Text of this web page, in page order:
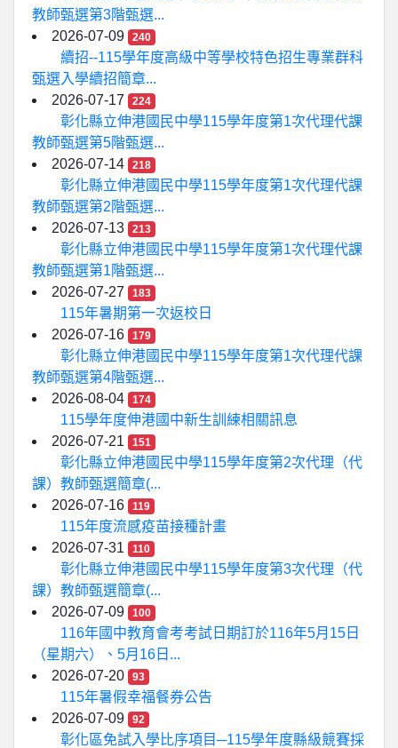
教師甄選第3階甄選...
2026-07-09
240
續招--115學年度高級中等學校特色招生專業群科
甄選入學續招簡章...
2026-07-17
224
彰化縣立伸港國民中學115學年度第1次代理代課
教師甄選第5階甄選...
2026-07-14
218
彰化縣立伸港國民中學115學年度第1次代理代課
教師甄選第2階甄選...
2026-07-13
213
彰化縣立伸港國民中學115學年度第1次代理代課
教師甄選第1階甄選...
2026-07-27
183
115年暑期第一次返校日
2026-07-16
179
彰化縣立伸港國民中學115學年度第1次代理代課
教師甄選第4階甄選...
2026-08-04
174
115學年度伸港國中新生訓練相關訊息
2026-07-21
151
彰化縣立伸港國民中學115學年度第2次代理（代
課）教師甄選簡章(...
2026-07-16
119
115年度流感疫苗接種計畫
2026-07-31
110
彰化縣立伸港國民中學115學年度第3次代理（代
課）教師甄選簡章(...
2026-07-09
100
116年國中教育會考考試日期訂於116年5月15日
（星期六）、5月16日...
2026-07-20
93
115年暑假幸福餐券公告
2026-07-09
92
彰化區免試入學比序項目─115學年度縣級競賽採